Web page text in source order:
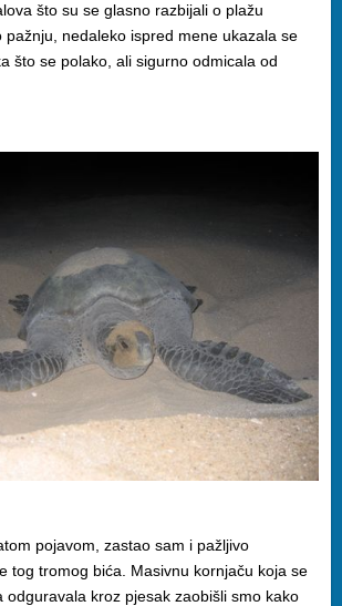
što su se glasno razbijali o plažu
pažnju, nedaleko ispred mene ukazala se
što se polako, ali sigurno odmicala od
pojavom, zastao sam i pažljivo
tog tromog bića. Masivnu kornjaču koja se
odguravala kroz pjesak zaobišli smo kako